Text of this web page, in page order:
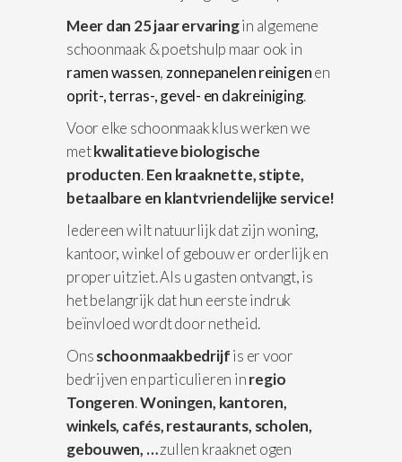
Meer dan 25 jaar ervaringin algemene
schoonmaak & poetshulp maar ook in
ramen wassen, zonnepanelen reinigenen
oprit-, terras-, gevel- en dakreiniging.
Voor elke schoonmaak klus werken we
metkwalitatieve biologische
producten.Een kraaknette, stipte,
betaalbare en klantvriendelijke service!
Iedereen wilt natuurlijk dat zijn woning,
kantoor, winkel of gebouw er orderlijk en
proper uitziet. Als u gasten ontvangt, is
het belangrijk dat hun eerste indruk
beïnvloed wordt door netheid.
Onsschoonmaakbedrijfis er voor
bedrijven en particulieren inregio
Tongeren.Woningen, kantoren,
winkels, cafés, restaurants, scholen,
gebouwen, …zullen kraaknet ogen